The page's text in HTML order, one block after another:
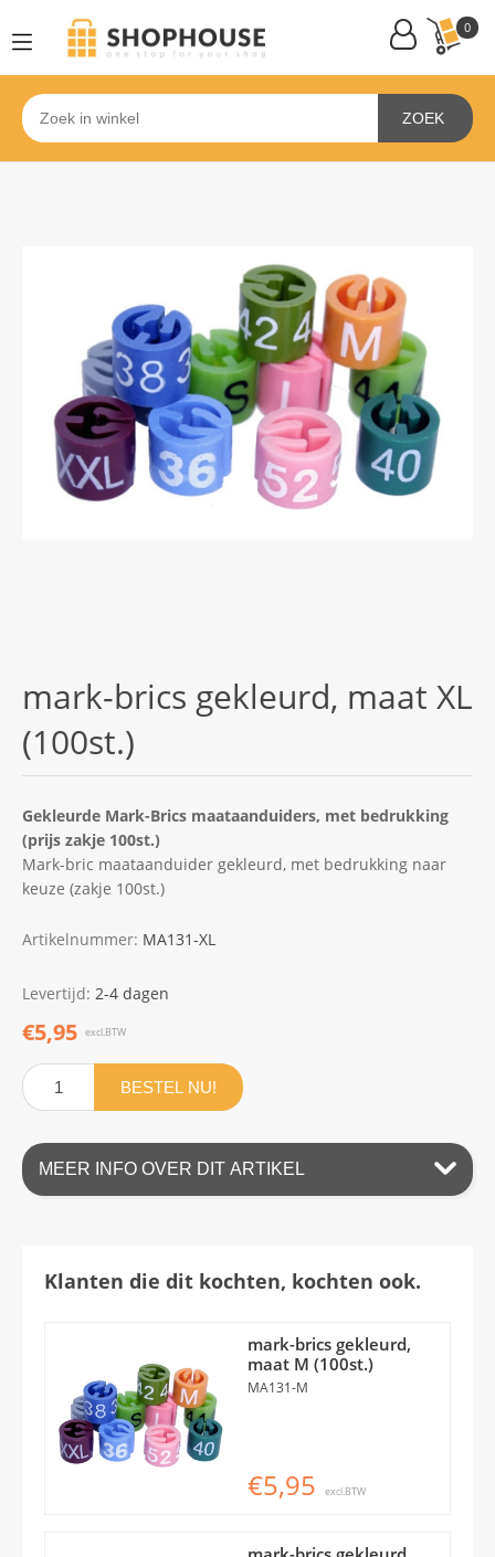
0
ZOEK
mark-brics gekleurd, maat XL
(100st.)
Gekleurde Mark-Brics maataanduiders, met bedrukking
(prijs zakje 100st.)
Mark-bric maataanduider gekleurd, met bedrukking naar
keuze (zakje 100st.)
Artikelnummer: MA131-XL
Levertijd: 2-4 dagen
€5,95 excl.BTW
BESTEL NU!
MEER INFO OVER DIT ARTIKEL
Klanten die dit kochten, kochten ook.
mark-brics gekleurd,
maat M (100st.)
MA131-M
€5,95 excl.BTW